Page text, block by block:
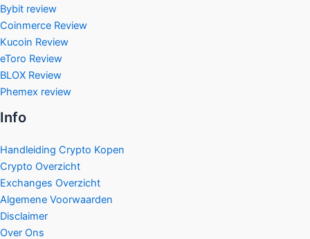
Bybit review
Coinmerce Review
Kucoin Review
eToro Review
BLOX Review
Phemex review
Info
Handleiding Crypto Kopen
Crypto Overzicht
Exchanges Overzicht
Algemene Voorwaarden
Disclaimer
Over Ons